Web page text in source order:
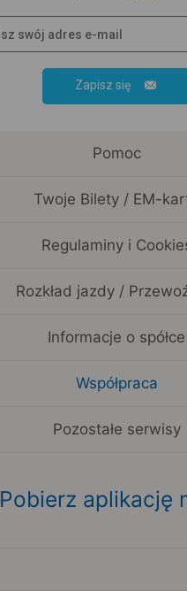
Zapisz się
Pomoc
Twoje Bilety / EM-
Regulaminy i
Rozkład jazdy /
Informacje o spółce
Współpraca
Pozostałe serwisy
Pobierz aplikację